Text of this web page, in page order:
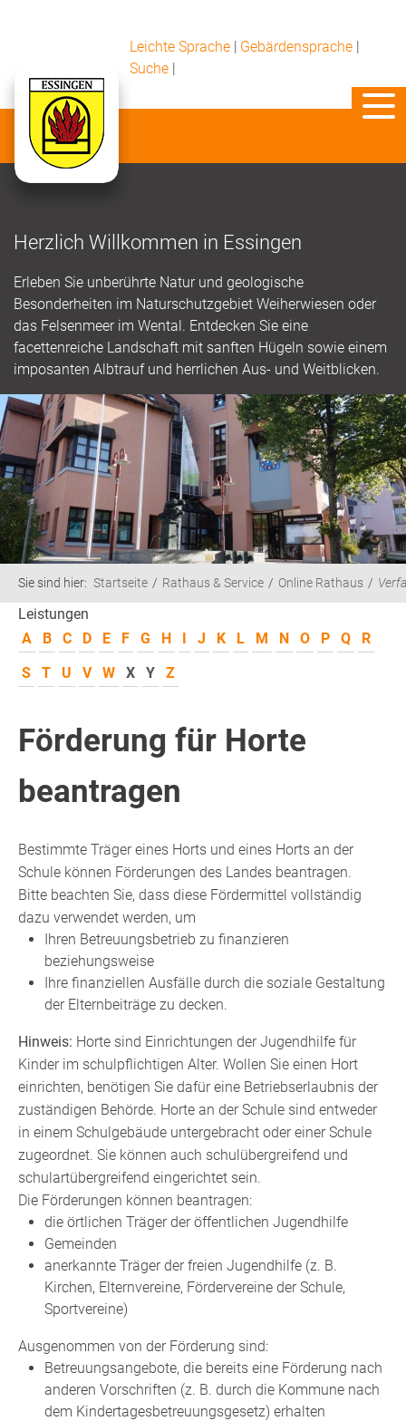
Leichte Sprache | Gebärdensprache |
Suche |
Herzlich Willkommen in Essingen
Erleben Sie unberührte Natur und geologische
Besonderheiten im Naturschutzgebiet Weiherwiesen oder
das Felsenmeer im Wental. Entdecken Sie eine
facettenreiche Landschaft mit sanften Hügeln sowie einem
imposanten Albtrauf und herrlichen Aus- und Weitblicken.
Sie sind hier: Startseite Rathaus & Service Online Rathaus
Leistungen
A
B C D E F G H I J K L M N O P Q
R
S
T U V W X Y Z
Förderung für Horte
beantragen
Bestimmte Träger eines Horts und eines Horts an der
Schule können Förderungen des Landes beantragen.
Bitte beachten Sie, dass diese Fördermittel vollständig
dazu verwendet werden, um
Ihren Betreuungsbetrieb zu finanzieren
beziehungsweise
Ihre finanziellen Ausfälle durch die soziale Gestaltung
der Elternbeiträge zu decken.
Hinweis: Horte sind Einrichtungen der Jugendhilfe für
Kinder im schulpflichtigen Alter. Wollen Sie einen Hort
einrichten, benötigen Sie dafür eine Betriebserlaubnis der
zuständigen Behörde. Horte an der Schule sind entweder
in einem Schulgebäude untergebracht oder einer Schule
zugeordnet. Sie können auch schulübergreifend und
schulartübergreifend eingerichtet sein.
Die Förderungen können beantragen:
die örtlichen Träger der öffentlichen Jugendhilfe
Gemeinden
anerkannte Träger der freien Jugendhilfe (z. B.
Kirchen, Elternvereine, Fördervereine der Schule,
Sportvereine)
Ausgenommen von der Förderung sind:
Betreuungsangebote, die bereits eine Förderung nach
anderen Vorschriften (z. B. durch die Kommune nach
dem Kindertagesbetreuungsgesetz) erhalten